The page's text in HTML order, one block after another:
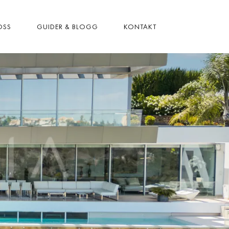
GUIDER & BLOGG KONTAKT